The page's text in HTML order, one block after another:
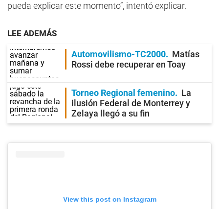
pueda explicar este momento”, intentó explicar.
LEE ADEMÁS
Automovilismo-TC2000
Matías
Rossi debe recuperar en Toay
Torneo Regional femenino
La
ilusión Federal de Monterrey y
Zelaya llegó a su fin
View this post on Instagram